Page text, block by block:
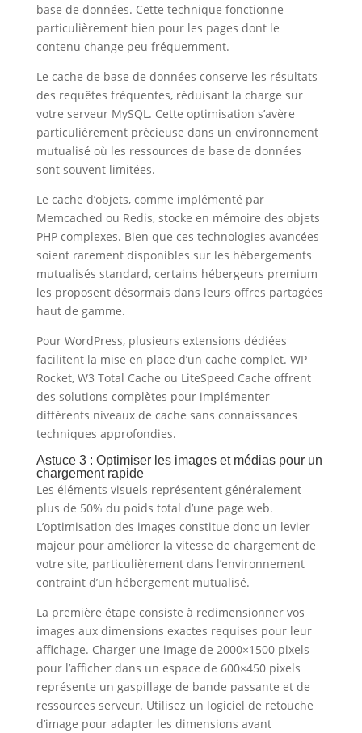
base de données. Cette technique fonctionne
particulièrement bien pour les pages dont le
contenu change peu fréquemment.
Le cache de base de données conserve les résultats
des requêtes fréquentes, réduisant la charge sur
votre serveur MySQL. Cette optimisation s’avère
particulièrement précieuse dans un environnement
mutualisé où les ressources de base de données
sont souvent limitées.
Le cache d’objets, comme implémenté par
Memcached ou Redis, stocke en mémoire des objets
PHP complexes. Bien que ces technologies avancées
soient rarement disponibles sur les hébergements
mutualisés standard, certains hébergeurs premium
les proposent désormais dans leurs offres partagées
haut de gamme.
Pour WordPress, plusieurs extensions dédiées
facilitent la mise en place d’un cache complet. WP
Rocket, W3 Total Cache ou LiteSpeed Cache offrent
des solutions complètes pour implémenter
différents niveaux de cache sans connaissances
techniques approfondies.
Astuce 3 : Optimiser les images et médias pour un
chargement rapide
Les éléments visuels représentent généralement
plus de 50% du poids total d’une page web.
L’optimisation des images constitue donc un levier
majeur pour améliorer la vitesse de chargement de
votre site, particulièrement dans l’environnement
contraint d’un hébergement mutualisé.
La première étape consiste à redimensionner vos
images aux dimensions exactes requises pour leur
affichage. Charger une image de 2000×1500 pixels
pour l’afficher dans un espace de 600×450 pixels
représente un gaspillage de bande passante et de
ressources serveur. Utilisez un logiciel de retouche
d’image pour adapter les dimensions avant